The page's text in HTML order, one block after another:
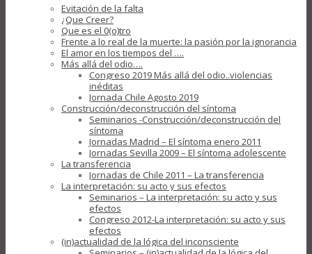
Evitación de la falta
¿Que Creer?
Que es el 0(o)tro
Frente a lo real de la muerte: la pasión por la ignorancia
El amor en los tiempos del ….
Más allá del odio….
Congreso 2019 Más allá del odio..violencias
inéditas
Jornada Chile Agosto 2019
Construcción/deconstrucción del síntoma
Seminarios -Construcción/deconstrucción del
síntoma
Jornadas Madrid – El síntoma enero 2011
Jornadas Sevilla 2009 – El síntoma adolescente
La transferencia
Jornadas de Chile 2011 – La transferencia
La interpretación: su acto y sus efectos
Seminarios – La interpretación: su acto y sus
efectos
Congreso 2012-La interpretación: su acto y sus
efectos
(in)actualidad de la lógica del inconsciente